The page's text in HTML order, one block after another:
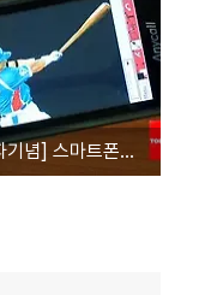
[일본격파기념] 스마트폰으로 그린 WBC 2009 4번타자 김태균 선수!